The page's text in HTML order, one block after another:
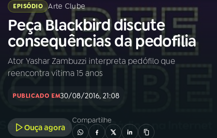
Buscar
na
Rádio
MEC
Buscar
Início
EPISÓDIO Arte Clube
Peça Blackbird discute
consequências da pedofilia
Ator Yashar Zambuzzi interpreta pedófilo que
reencontra vítima 15 anos
PUBLICADO EM30/08/2016, 21:08
Ouça agora
Compartilhe